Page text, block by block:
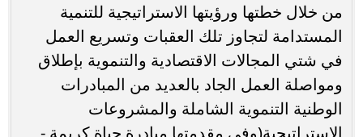
من خلال خطتها ورؤيتها الاستراتيجية للتنمية
المستدامة لتجاوز تلك العقبات وتسريع العمل
في شتي المجالات الاقتصادية والتنموية بإطلاق
ومواصلة العمل الجاد بالعديد من المبادرات
الوطنية التنموية الشاملة والمشروعات